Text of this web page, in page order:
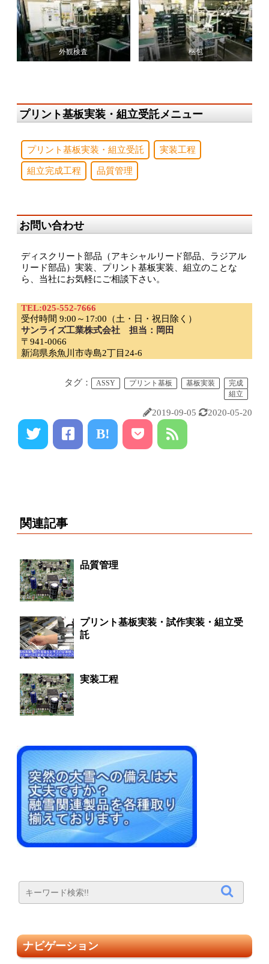
外観検査 梱包
プリント基板実装・組立受託メニュー
プリント基板実装・組立受託 実装工程
組立完成工程 品質管理
お問い合わせ
ディスクリート部品（アキシャルリード部品、ラジアル
リード部品）実装、プリント基板実装、組立のことな
ら、当社にお気軽にご相談下さい。
TEL:025-552-7666
受付時間 9:00～17:00（土・日・祝日除く）
サンライズ工業株式会社 担当：岡田
〒941-0066
新潟県糸魚川市寺島2丁目24-6
タグ： ASSY プリント基板 基板実装
完成
組立
2019-09-05 2020-05-20
B!
関連記事
品質管理
プリント基板実装・試作実装・組立受
託
実装工程
ナビゲーション